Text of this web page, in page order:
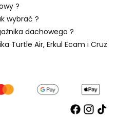
?
wybrać ?
dachowego ?
Turtle Air, Erkul Ecam i Cruz